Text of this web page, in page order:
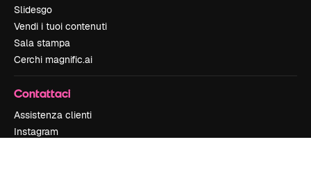
Slidesgo
Vendi i tuoi contenuti
Sala stampa
Cerchi magnific.ai
Contattaci
Assistenza clienti
Instagram